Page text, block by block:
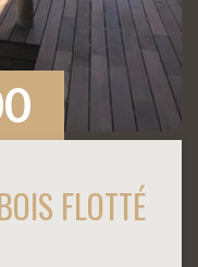
FLOTTÉ